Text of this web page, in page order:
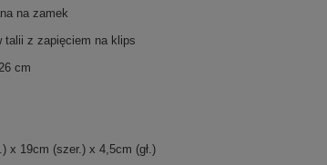
na zamek
talii z zapięciem na klips
cm
x 19cm (szer.) x 4,5cm (gł.)